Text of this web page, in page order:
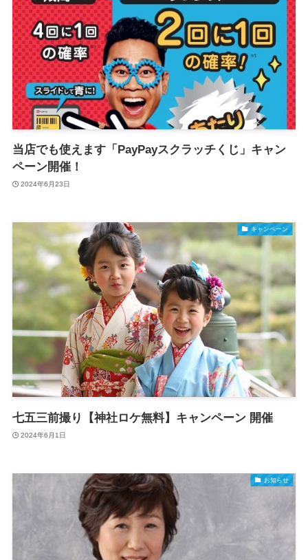
当店でも使えます「PayPayスクラッチくじ」キャン
ペーン開催！
2024年6月23日
キャンペーン
七五三前撮り【神社ロケ無料】キャンペーン 開催
2024年6月1日
お知らせ